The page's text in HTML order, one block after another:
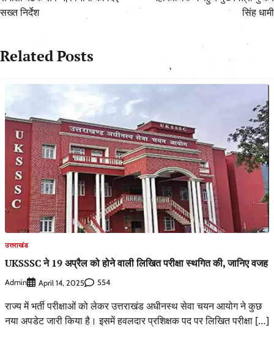
सख्त निर्देश
सिंह धामी
Related Posts
उत्तराखंड
UKSSSC ने 19 अप्रैल को होने वाली लिखित परीक्षा स्थगित की, जानिए वजह
Admin April 14, 2025 554
राज्य में भर्ती परीक्षाओं को लेकर उत्तराखंड अधीनस्थ सेवा चयन आयोग ने कुछ
नया अपडेट जारी किया है। इसमें हवलदार प्रशिक्षक पद पर लिखित परीक्षा […]